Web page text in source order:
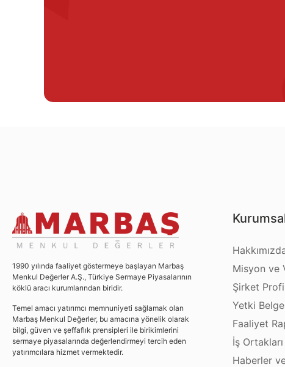
1990 yılında faaliyet göstermeye başlayan Marbaş
Menkul Değerler A.Ş., Türkiye Sermaye Piyasalarının
köklü aracı kurumlarından biridir.
Temel amacı yatırımcı memnuniyeti sağlamak olan
Marbaş Menkul Değerler, bu amacına yönelik olarak
bilgi, güven ve şeffaflık prensipleri ile birikimlerini
sermaye piyasalarında değerlendirmeyi tercih eden
yatırımcılara hizmet vermektedir.
Misyon ve
Şirket
Yetki
Faaliyet
İş Ortakları
Haberler